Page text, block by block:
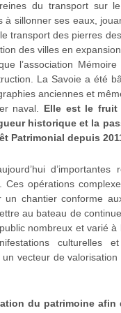
2026
sur le Lac Léman
(sortie voile) –
– 18,00€Plage
de
prix :
0,00 €
à
18,00 €
les-Bains
2026 - 15:00
du transport sur le
à sillonner ses eaux,
transport des pierres
des villes en expansion.
l’association
La Savoie a été
anciennes et
naval. Elle est le fruit
historique et la
Patrimonial depuis
d’importantes
opérations
un chantier conforme
au bateau de
nombreux et varié à
culturelles
vecteur de
du patrimoine afin